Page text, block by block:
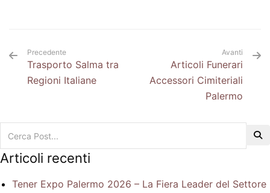
Precedente
Trasporto Salma tra
Regioni Italiane
Avanti
Articoli Funerari
Accessori Cimiteriali
Palermo
Articoli recenti
Tener Expo Palermo 2026 – La Fiera Leader del Settore